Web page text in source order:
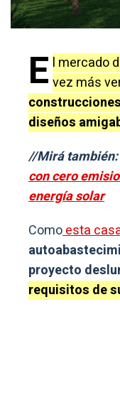
E l mercado
vez más
diseños
//Mirá también:
con cero
energía solar
Comoesta
proyecto
requisitos de